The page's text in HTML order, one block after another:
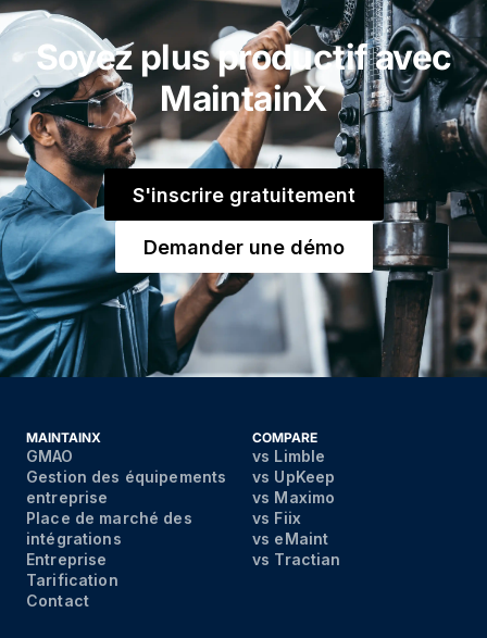
Soyez plus productif avec
MaintainX
S'inscrire gratuitement
Demander une démo
MAINTAINX
GMAO
Gestion des équipements
entreprise
Place de marché des
intégrations
Entreprise
Tarification
Contact
COMPARE
vs Limble
vs UpKeep
vs Maximo
vs Fiix
vs eMaint
vs Tractian